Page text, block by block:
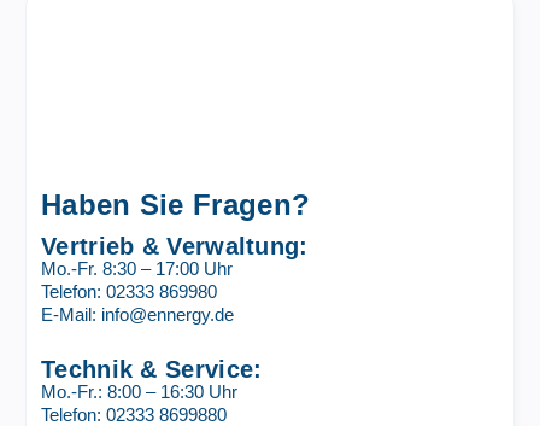
Haben Sie Fragen?
Vertrieb & Verwaltung:
Mo.-Fr. 8:30 – 17:00 Uhr
Telefon: 02333 869980
E-Mail: info@ennergy.de
Technik & Service:
Mo.-Fr.: 8:00 – 16:30 Uhr
Telefon: 02333 8699880